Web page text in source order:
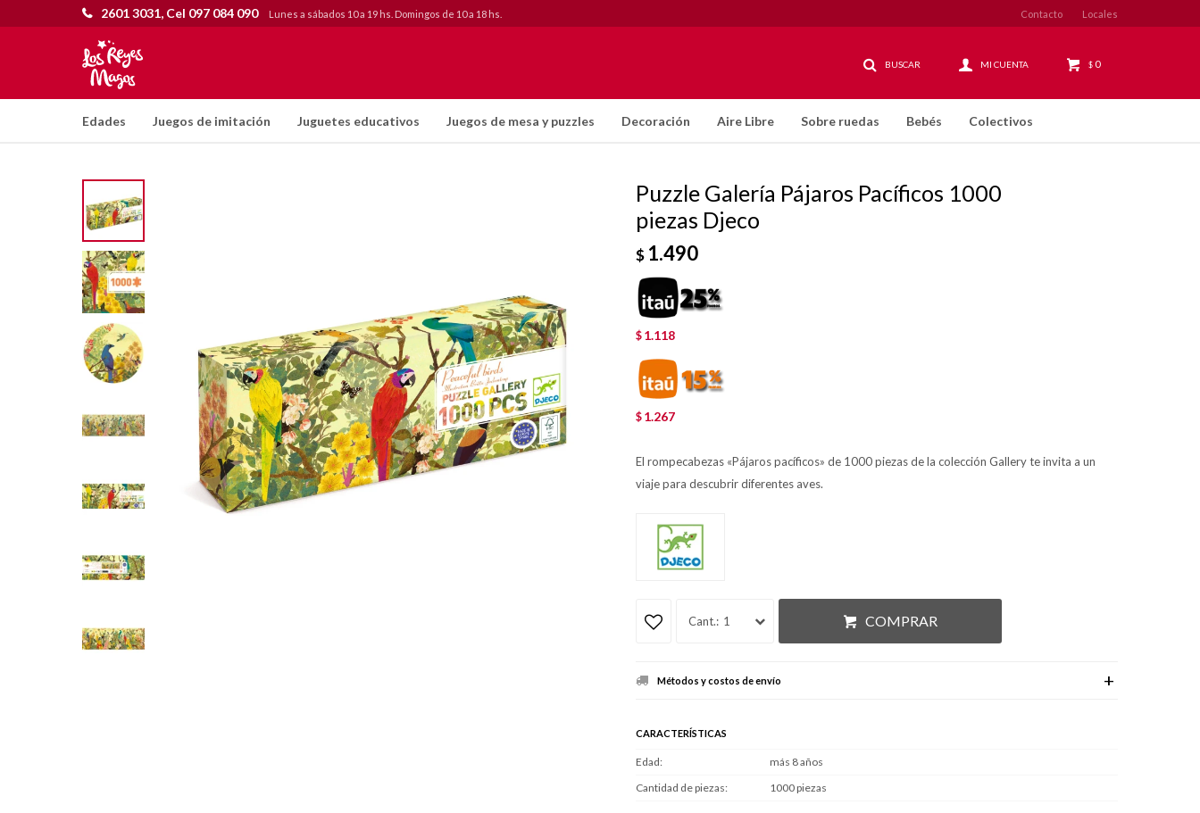
Edades Juegos de imitación Juguetes educativos Juegos de mesa y puzzles Decoración Aire Libre Sobre ruedas Bebés Colectivos
$ 0
2601 3031, Cel 097 084 090 Lunes a sábados 10 a 19 hs. Domingos de 10 a 18 hs. Contacto Locales
Puzzle Galería Pájaros Pacíficos 1000
piezas Djeco
$ 1.490
$ 1.118
$ 1.267
El rompecabezas «Pájaros pacíficos» de 1000 piezas de la colección Gallery te invita a un
viaje para descubrir diferentes aves.
1 COMPRAR
Métodos y costos de envío
CARACTERÍSTICAS
Edad
más 8 años
Cantidad de piezas
1000 piezas